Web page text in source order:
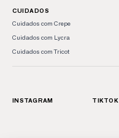
CUIDADOS
Cuidados com Crepe
Cuidados com Lycra
Cuidados com Tricot
INSTAGRAM TIKTOK